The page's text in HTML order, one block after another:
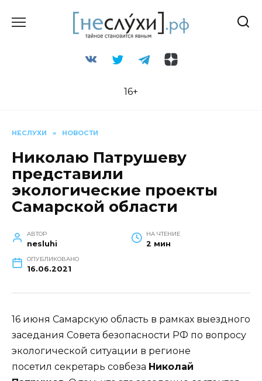
16+
НЕСЛУХИ » НОВОСТИ
Николаю Патрушеву
представили
экологические проекты
Самарской области
АВТОР
nesluhi
НА ЧТЕНИЕ
2 мин
ОПУБЛИКОВАНО
16.06.2021
16 июня Самарскую область в рамках выездного
заседания Совета безопасности РФ по вопросу
экологической ситуации в регионе
посетил секретарь совбеза Николай